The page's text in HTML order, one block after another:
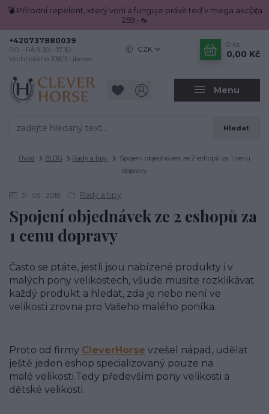
💣 Přírodní repelent, který voní a funguje právě teď v mega akci za
259,-🦟
Menu
CZK
Hledat
+420737880039
PO - PÁ 9.30 - 17.30
Vrchlického 338/3 Liberec
0 ks
0,00 Kč
Úvod BLOG Rady a tipy
Spojení objednávek ze 2 eshopů za 1 cenu
dopravy
31 03 2018 Rady a tipy
Spojení objednávek ze 2 eshopů za
1 cenu dopravy
Často se ptáte, jestli jsou nabízené produkty i v
malých pony velikostech, všude musíte rozklikávat
každý produkt a hledat, zda je nebo není ve
velikosti zrovna pro Vašeho malého poníka.
Proto od firmy CleverHorse vzešel nápad, udělat
ještě jeden eshop specializovaný pouze na
malé velikosti.Tedy především pony velikosti a
dětské velikosti.